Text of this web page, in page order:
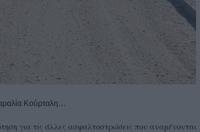
Κούρταλη…
για τις άλλες ασφαλτοστρώσεις που αναμένονται